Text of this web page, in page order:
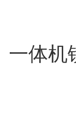
一体机